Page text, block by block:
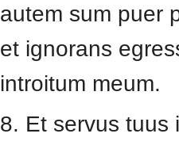
autem sum puer
et ignorans
introitum meum.
8. Et servus tuus